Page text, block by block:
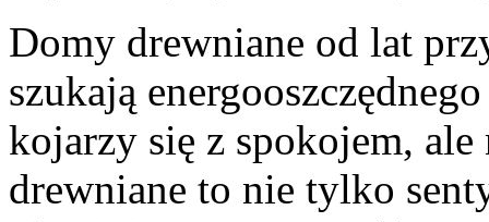
Domy drewniane od lat
szukają
kojarzy się z spokojem,
drewniane to nie tylko